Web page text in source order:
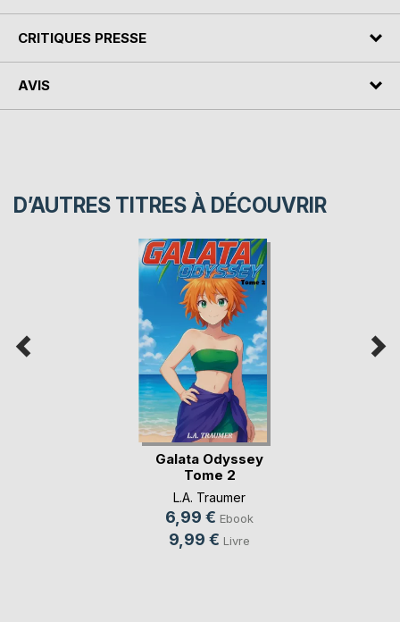
CRITIQUES PRESSE
AVIS
D’AUTRES TITRES À DÉCOUVRIR
Galata Odyssey
Tome 2
L.A. Traumer
6,99 € Ebook
9,99 € Livre